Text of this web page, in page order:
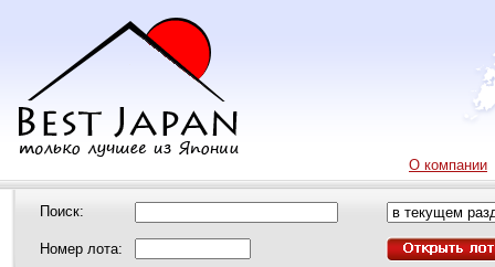
О компании
Поиск:
Номер лота: